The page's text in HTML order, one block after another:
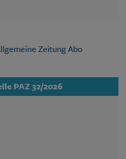
PAZ 32/2026